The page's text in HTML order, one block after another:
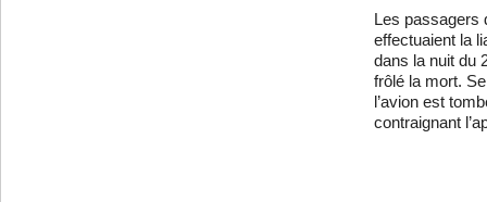
Les passagers
effectuaient la
dans la nuit du
frôlé la mort.
l’avion est
contraignant